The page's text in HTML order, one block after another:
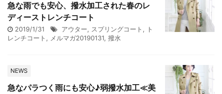
急な雨でも安心、撥水加工された春のレ
ディーストレンチコート
2019/1/31 アウター, スプリングコート , ト
レンチコート , メルマガ20190131, 撥水
NEWS
急なパラつく雨にも安心♪弱撥水加工≪美